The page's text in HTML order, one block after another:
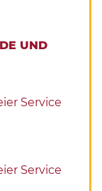
UND
Service
Service